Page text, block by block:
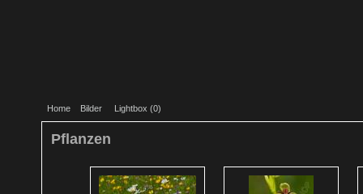
Home Bilder Lightbox (0)
Pflanzen